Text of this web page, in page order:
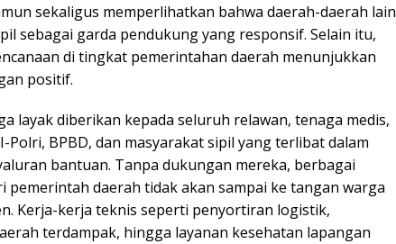
sekaligus memperlihatkan bahwa daerah-daerah lain
sebagai garda pendukung yang responsif. Selain itu,
di tingkat pemerintahan daerah menunjukkan
positif.
layak diberikan kepada seluruh relawan, tenaga medis,
Polri, BPBD, dan masyarakat sipil yang terlibat dalam
bantuan. Tanpa dukungan mereka, berbagai
pemerintah daerah tidak akan sampai ke tangan warga
Kerja-kerja teknis seperti penyortiran logistik,
terdampak, hingga layanan kesehatan lapangan